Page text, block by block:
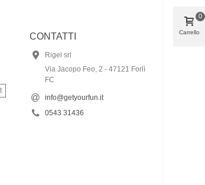
CONTATTI
Rigel srl
Via Jacopo Feo, 2 - 47121 Forlì
FC
info@getyourfun.it
0543 31436
Carrello
0